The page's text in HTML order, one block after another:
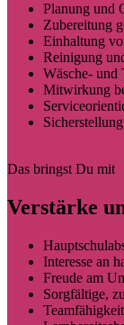
Planung und
Zubereitung
Einhaltung
Reinigung
Wäsche- und
Mitwirkung
Das bringst Du mit
Verstärke
Interesse an
Freude am
Sorgfältige,